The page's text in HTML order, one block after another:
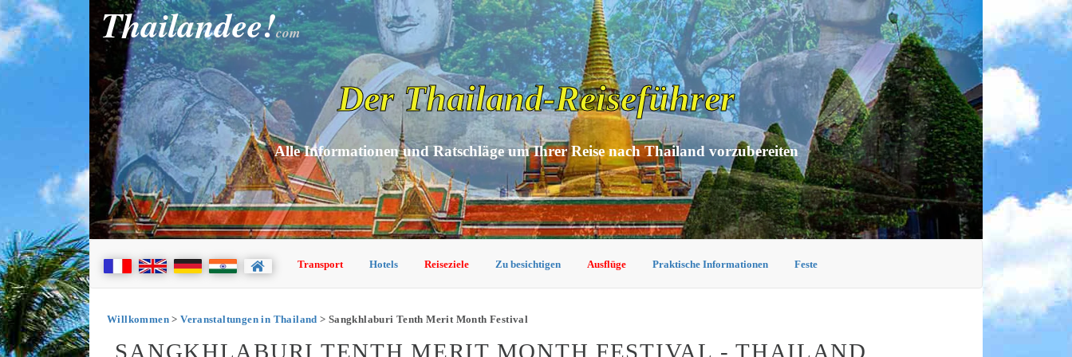
Thailandee!com
Der Thailand-Reiseführer
Alle Informationen und Ratschläge um Ihrer Reise nach Thailand vorzubereiten
Transport Hotels Reiseziele Zu besichtigen Ausflüge Praktische Informationen Feste
Willkommen>Veranstaltungen in Thailand > Sangkhlaburi Tenth Merit Month Festival
SANGKHLABURI TENTH MERIT MONTH FESTIVAL - THAILAND